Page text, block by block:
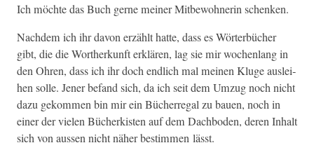
Ich möchte das Buch gerne mein­er Mit­be­wohner­in schenken.
Nach­dem ich ihr davon erzählt hat­te, dass es Wörter­büch­er
gibt, die die Wortherkun­ft erk­lären, lag sie mir wochen­lang in
den Ohren, dass ich ihr doch endlich mal meinen Kluge auslei­
hen solle. Jen­er befand sich, da ich seit dem Umzug noch nicht
dazu gekom­men bin mir ein Bücher­re­gal zu bauen, noch in
ein­er der vie­len Bücherk­isten auf dem Dachbo­den, deren Inhalt
sich von aussen nicht näher bes­tim­men lässt.